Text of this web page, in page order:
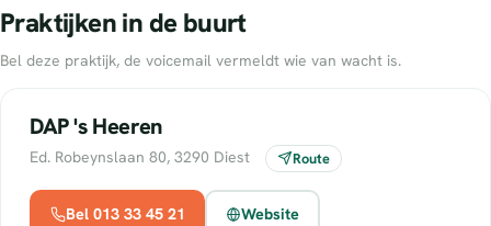
Praktijken in de buurt
Bel deze praktijk, de voicemail vermeldt wie van wacht is.
DAP 's Heeren
Ed. Robeynslaan 80, 3290 Diest Route
Bel 013 33 45 21 Website